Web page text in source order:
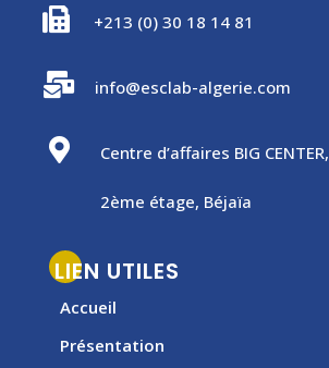
 +213 (0) 30 18 14 81
 info@esclab-algerie.com
 Centre d’affaires BIG CENTER,
2ème étage, Béjaïa
LIEN UTILES
Accueil
Présentation